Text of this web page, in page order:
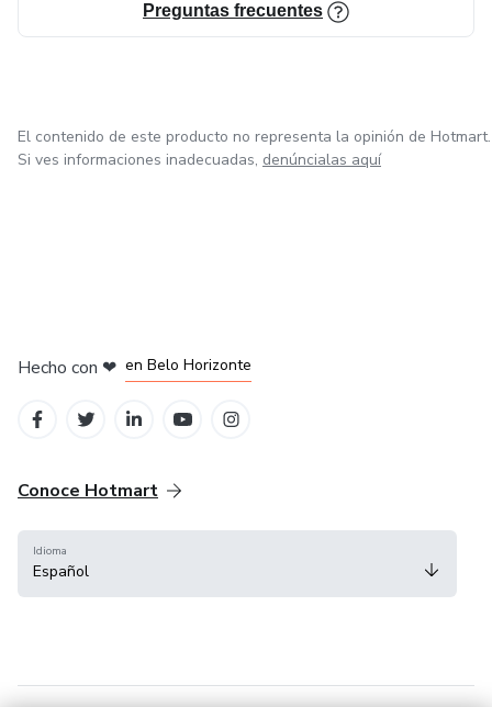
Preguntas frecuentes
El contenido de este producto no representa la opinión de Hotmart.
Si ves informaciones inadecuadas, denúncialas aquí
Hecho con ❤ en Belo Horizonte
Conoce Hotmart
Idioma
Español